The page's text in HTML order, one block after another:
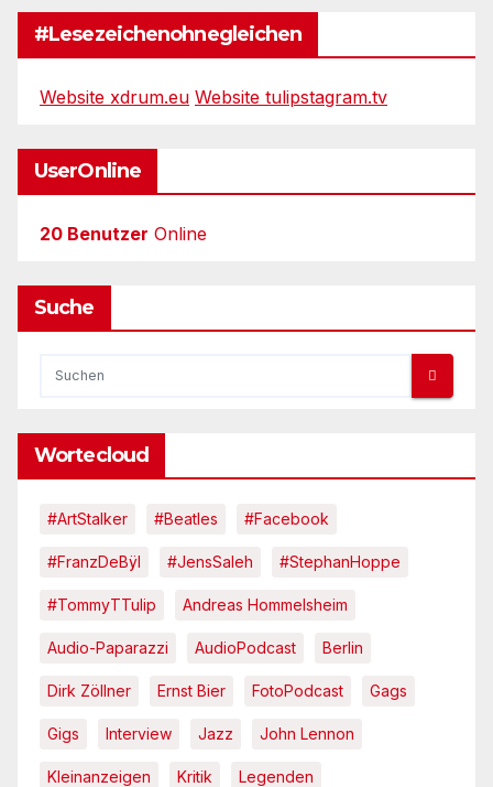
#Lesezeichenohnegleichen
Website xdrum.eu Website tulipstagram.tv
UserOnline
20 Benutzer Online
Suche
Wortecloud
#ArtStalker #Beatles #Facebook
#FranzDeBÿl #JensSaleh #StephanHoppe
#TommyTTulip Andreas Hommelsheim
Audio-Paparazzi AudioPodcast Berlin
Dirk Zöllner Ernst Bier FotoPodcast Gags
Gigs Interview Jazz John Lennon
Kleinanzeigen Kritik Legenden